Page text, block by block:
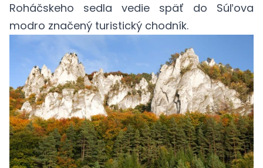
Roháčskeho sedla vedie späť do Súľova
modro značený turistický chodník.